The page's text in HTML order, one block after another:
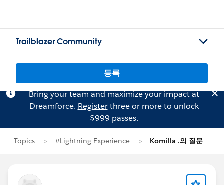
Trailblazer Community
등록
Bring your team and maximize your impact at
Dreamforce. Registerthree or more to unlock
$999 passes.
Topics #Lightning Experience Komilla .의 질문